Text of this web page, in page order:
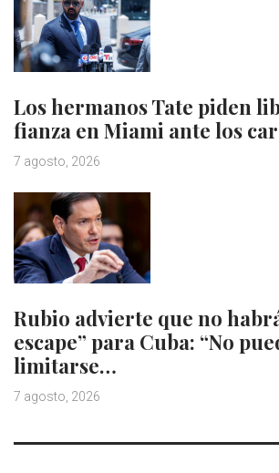
Los hermanos Tate piden
fianza en Miami ante los
7 agosto, 2026
Rubio advierte que no
escape” para Cuba: “No
limitarse…
7 agosto, 2026